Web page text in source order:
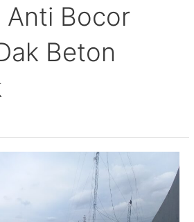
Anti Bocor
Beton